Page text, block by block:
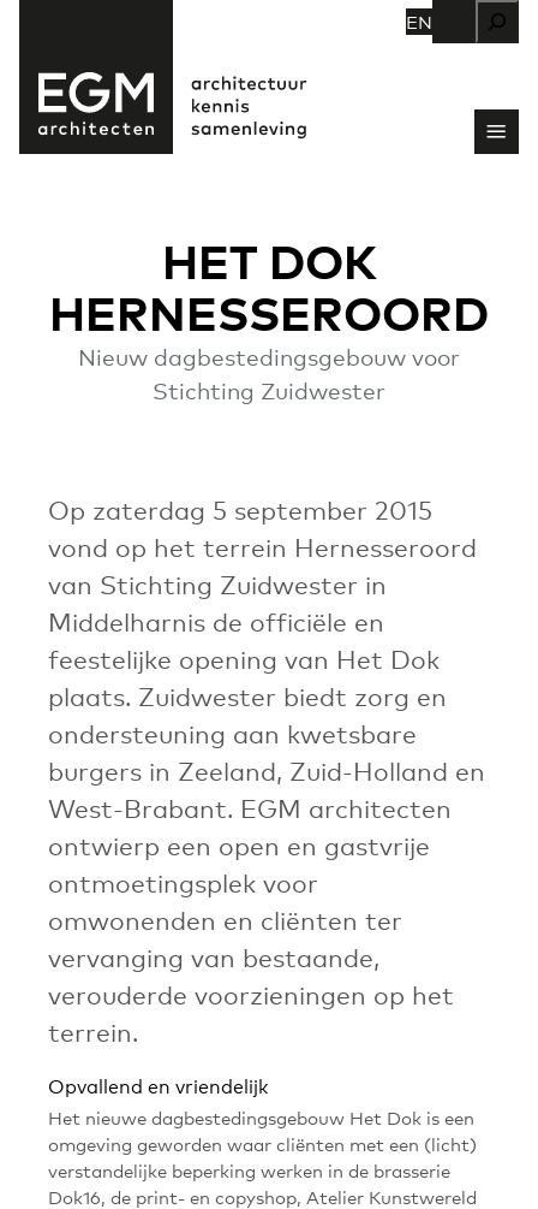
EN Zoeken
HET DOK
HERNESSEROORD
Nieuw dagbestedingsgebouw voor
Stichting Zuidwester
Op zaterdag 5 september 2015
vond op het terrein Hernesseroord
van Stichting Zuidwester in
Middelharnis de officiële en
feestelijke opening van Het Dok
plaats. Zuidwester biedt zorg en
ondersteuning aan kwetsbare
burgers in Zeeland, Zuid-Holland en
West-Brabant. EGM architecten
ontwierp een open en gastvrije
ontmoetingsplek voor
omwonenden en cliënten ter
vervanging van bestaande,
verouderde voorzieningen op het
terrein.
Opvallend en vriendelijk
Het nieuwe dagbestedingsgebouw Het Dok is een
omgeving geworden waar cliënten met een (licht)
verstandelijke beperking werken in de brasserie
Dok16, de print- en copyshop, Atelier Kunstwereld